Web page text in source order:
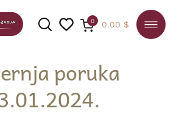
PRETRAGA
0 0.00 $
poruka